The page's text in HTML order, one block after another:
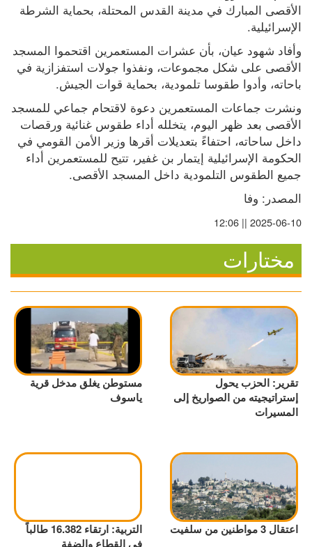
الإسرائيلية.
باحاته، وأدوا طقوسا تلمودية، بحماية قوات الجيش.
جميع الطقوس التلمودية داخل المسجد الأقصى.
المصدر: وفا
2025-06-10 || 12:06
مختارات
تقرير: الحزب يحول
إستراتيجيته من الصواريخ إلى
المسيرات
مستوطن يغلق مدخل قرية
ياسوف
اعتقال 3 مواطنين من سلفيت
التربية: ارتقاء 16.382 طالباً
في القطاع والضفة